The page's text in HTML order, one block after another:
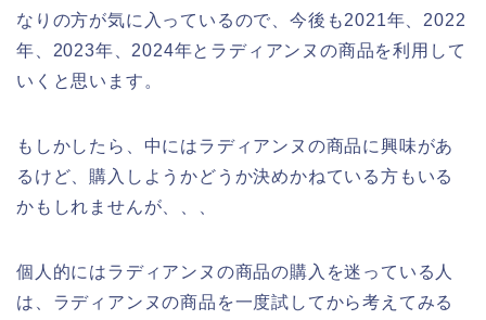
なりの方が気に入っているので、今後も2021年、2022
年、2023年、2024年とラディアンヌの商品を利用して
いくと思います。
もしかしたら、中にはラディアンヌの商品に興味があ
るけど、購入しようかどうか決めかねている方もいる
かもしれませんが、、、
個人的にはラディアンヌの商品の購入を迷っている人
は、ラディアンヌの商品を一度試してから考えてみる